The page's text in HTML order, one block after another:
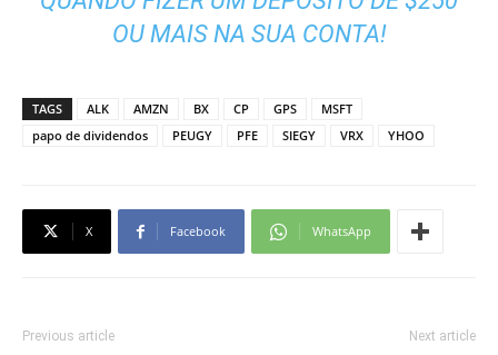
OU MAIS NA SUA CONTA!
TAGS ALK AMZN BX CP GPS
MSFT
papo de dividendos
PEUGY PFE SIEGY VRX YHOO
X Facebook WhatsApp
Previous article Next article